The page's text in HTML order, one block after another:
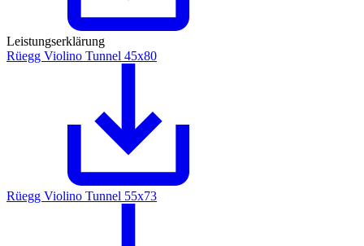
Leistungserklärung
Rüegg Violino Tunnel 45x80
Rüegg Violino Tunnel 55x73